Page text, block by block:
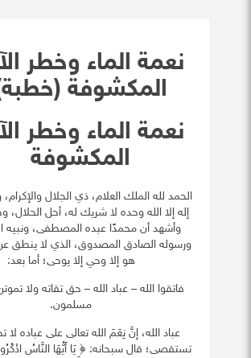
نعمة الماء وخطر
المكشوفة
نعمة الماء وخطر
المكشوفة
الحمد لله الملك العلام، ذي الجلال
إله إلا الله وحده لا شريك له، أحل الحلال،
وأشهد أن محمدًا عبده المصطفى، ونبيه
ورسوله الصادق المصدوق، الذي لا ينطق
هو إلا وحي إلا يوحى؛ أما بعد:
فاتقوا الله – عباد الله – حق تقاته ولا
مسلمون.
عباد الله، إنَّ نِعَمَ الله تعالى على عباده
تستقصى؛ قال سبحانه: ﴿ يَا أَيُّهَا النَّاسُ